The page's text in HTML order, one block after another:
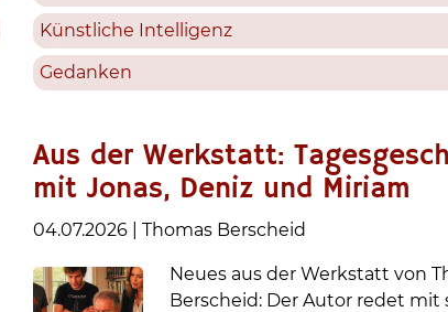
Künstliche Intelligenz
Gedanken
Aus der Werkstatt:
mit Jonas, Deniz und Miriam
04.07.2026 Thomas Berscheid
Neues aus der Werkstatt von
Berscheid: Der Autor redet mit